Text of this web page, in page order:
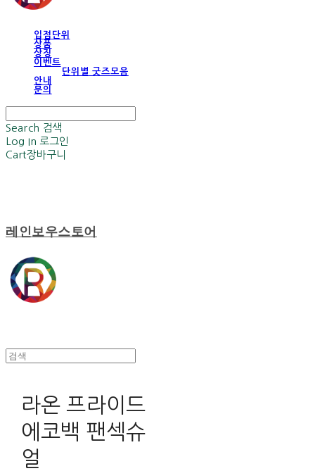
입점단위
상품
상징
이벤트
단위별 굿즈모음
안내
문의
Search 검색
Log In 로그인
Cart장바구니
레인보우스토어
라온 프라이드
에코백 팬섹슈
얼